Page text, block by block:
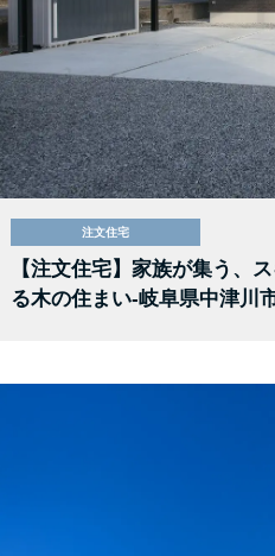
注文住宅
【注文住宅】家族が集う、
る木の住まい-岐阜県中津川